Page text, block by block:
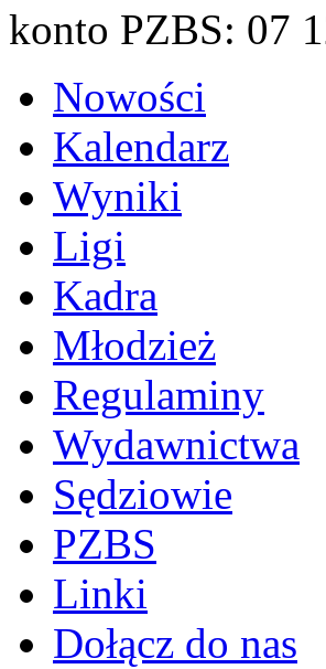
konto PZBS: 07
Nowości
Kalendarz
Wyniki
Ligi
Kadra
Młodzież
Regulaminy
Wydawnictwa
Sędziowie
PZBS
Linki
Dołącz do nas